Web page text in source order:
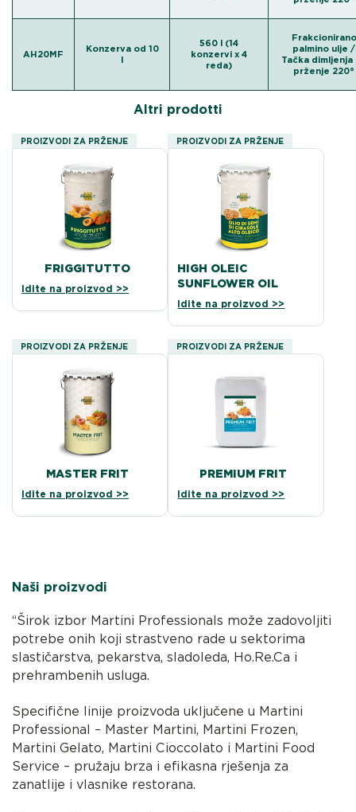
AH20MF
Konzerva od 10
l
560 l (14
konzervi x 4
reda)
Frakcionirano
palmino ulje /
Tačka dimljenja
prženje 220°
Altri prodotti
PROIZVODI ZA PRŽENJE
FRIGGITUTTO
Idite na proizvod >>
PROIZVODI ZA PRŽENJE
HIGH OLEIC
SUNFLOWER OIL
Idite na proizvod >>
PROIZVODI ZA PRŽENJE
MASTER FRIT
Idite na proizvod >>
PROIZVODI ZA PRŽENJE
PREMIUM FRIT
Idite na proizvod >>
Naši proizvodi
“Širok izbor Martini Professionals može zadovoljiti
potrebe onih koji strastveno rade u sektorima
slastičarstva, pekarstva, sladoleda, Ho.Re.Ca i
prehrambenih usluga.
Specifične linije proizvoda uključene u Martini
Professional – Master Martini, Martini Frozen,
Martini Gelato, Martini Cioccolato i Martini Food
Service – pružaju brza i efikasna rješenja za
zanatlije i vlasnike restorana.